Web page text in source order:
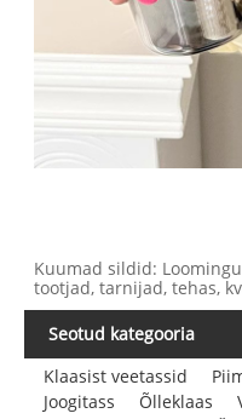
Kuumad sildid:
tootjad, tarnijad, tehas,
Seotud kategooria
Klaasist veetassid
Joogitass
Õlleklaas